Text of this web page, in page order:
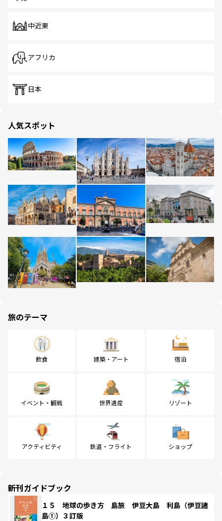
中近東
アフリカ
日本
人気スポット
旅のテーマ
飲食 建築・アート 宿泊
イベント・観戦 世界遺産 リゾート
アクティビティ 鉄道・フライト ショップ
新刊ガイドブック
１５ 地球の歩き方 島旅 伊豆大島 利島（伊豆諸
島①）３訂版